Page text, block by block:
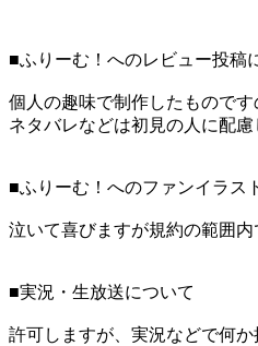
■ふりーむ！へのレビュー投稿
個人の趣味で制作したものです
ネタバレなどは初見の人に配慮
■ふりーむ！へのファンイラス
泣いて喜びますが規約の範囲内
■実況・生放送について
許可しますが、実況などで何